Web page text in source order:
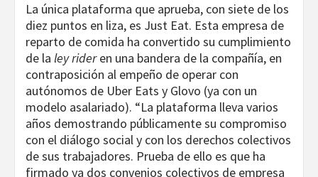
La única plataforma que aprueba, con siete de los
diez puntos en liza, es Just Eat. Esta empresa de
reparto de comida ha convertido su cumplimiento
de la ley rideren una bandera de la compañía, en
contraposición al empeño de operar con
autónomos de Uber Eats y Glovo (ya con un
modelo asalariado). “La plataforma lleva varios
años demostrando públicamente su compromiso
con el diálogo social y con los derechos colectivos
de sus trabajadores. Prueba de ello es que ha
firmado ya dos convenios colectivos de empresa